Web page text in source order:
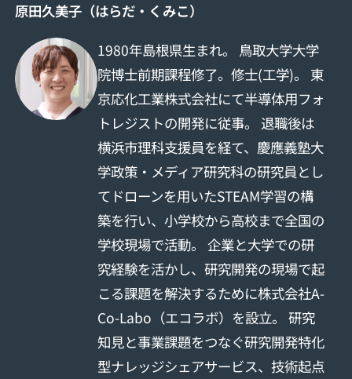
原田久美子（はらだ・くみこ）
1980年島根県生まれ。 鳥取大学大学
院博士前期課程修了。修士(工学)。 東
京応化工業株式会社にて半導体用フォ
トレジストの開発に従事。 退職後は
横浜市理科支援員を経て、慶應義塾大
学政策・メディア研究科の研究員とし
てドローンを用いたSTEAM学習の構
築を行い、小学校から高校まで全国の
学校現場で活動。 企業と大学での研
究経験を活かし、研究開発の現場で起
こる課題を解決するために株式会社A-
Co-Labo（エコラボ）を設立。 研究
知見と事業課題をつなぐ研究開発特化
型ナレッジシェアサービス、技術起点